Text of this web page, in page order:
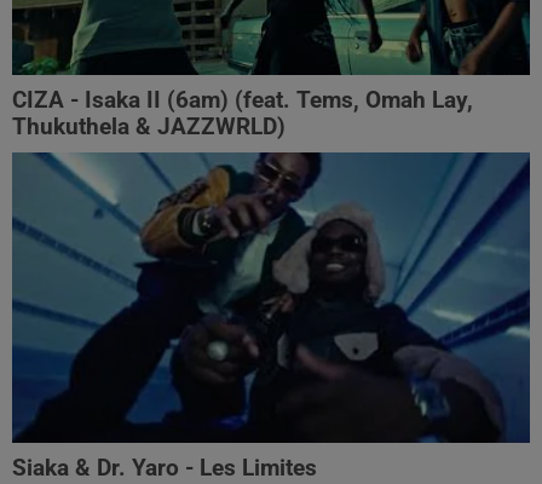
CIZA - Isaka II (6am) (feat. Tems, Omah Lay,
Thukuthela & JAZZWRLD)
Siaka & Dr. Yaro - Les Limites